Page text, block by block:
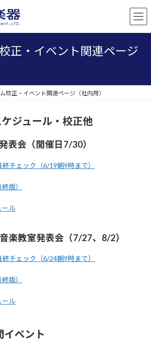
正・イベント関連ページ
校正・イベント関連ページ（社内用）
ジュール・校正他
表会（開催日7/30）
チェック（6/19朝9時まで）
版）
ール
楽教室発表会（7/27、8/2）
チェック（6/24朝9時まで）
版）
ール
イベント